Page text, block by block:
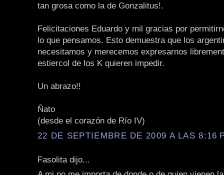
tan grosa como la de Gonzalitus!.
Felicitaciones Eduardo y mil gracias por
lo que pensamos. Esto demuestra que los
necesitamos y merecemos expresarnos
estiercol de los K quieren impedir.
Un abrazo!!
Ñato
(desde el corazón de Río IV)
22 DE SEPTIEMBRE DE 2009 A LAS 8:16
Fasolita dijo...